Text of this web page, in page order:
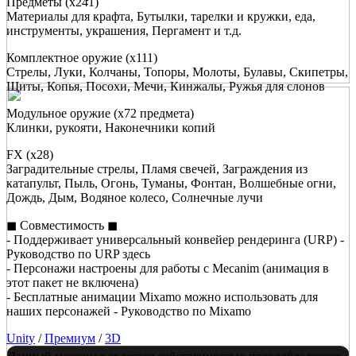
Материалы для крафта, Бутылки, тарелки и кружки, еда,
инструменты, украшения, Пергамент и т.д.
Комплектное оружие (x111)
Стрелы, Луки, Колчаны, Топоры, Молоты, Булавы, Скипетры,
Щиты, Копья, Посохи, Мечи, Кинжалы, Ружья для слонов
Модульное оружие (x72 предмета)
Клинки, рукояти, Наконечники копий
FX (x28)
Заградительные стрелы, Пламя свечей, Заграждения из
катапульт, Пыль, Огонь, Туманы, Фонтан, Волшебные огни,
Дождь, Дым, Водяное колесо, Солнечные лучи
◼ Совместимость ◼
- Поддерживает универсальный конвейер рендеринга (URP) -
Руководство по URP здесь
- Персонажи настроены для работы с Mecanim (анимация в
этот пакет не включена)
- Бесплатные анимации Mixamo можно использовать для
наших персонажей - Руководство по Mixamo
Unity /Премиум /3D